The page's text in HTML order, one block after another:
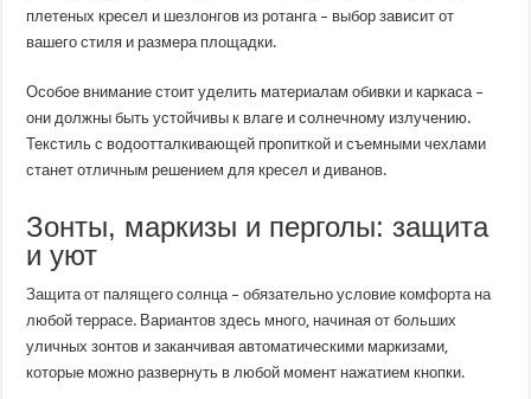
плетеных кресел и шезлонгов из ротанга – выбор зависит от
вашего стиля и размера площадки.
Особое внимание стоит уделить материалам обивки и каркаса –
они должны быть устойчивы к влаге и солнечному излучению.
Текстиль с водоотталкивающей пропиткой и съемными чехлами
станет отличным решением для кресел и диванов.
Зонты, маркизы и перголы: защита
и уют
Защита от палящего солнца – обязательно условие комфорта на
любой террасе. Вариантов здесь много, начиная от больших
уличных зонтов и заканчивая автоматическими маркизами,
которые можно развернуть в любой момент нажатием кнопки.